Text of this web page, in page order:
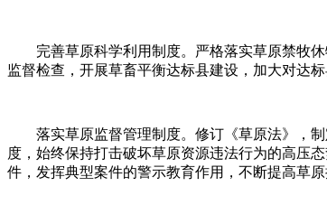
完善草原科学利用制度。严格落实草原禁牧休
监督检查，开展草畜平衡达标县建设，加大对达
落实草原监督管理制度。修订《草原法》，制
度，始终保持打击破坏草原资源违法行为的高压
件，发挥典型案件的警示教育作用，不断提高草原